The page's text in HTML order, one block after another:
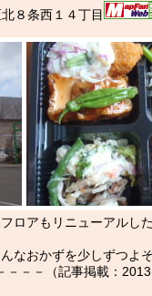
８条西１４丁目
ロアもリニューアルし
なおかずを少しずつよ
－－－（記事掲載：